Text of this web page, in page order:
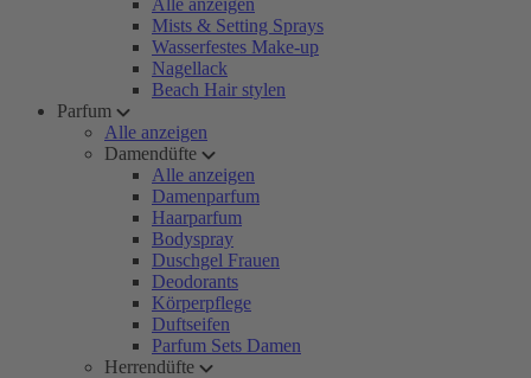
Alle anzeigen
Mists & Setting Sprays
Wasserfestes Make-up
Nagellack
Beach Hair stylen
Parfum
Alle anzeigen
Damendüfte
Alle anzeigen
Damenparfum
Haarparfum
Bodyspray
Duschgel Frauen
Deodorants
Körperpflege
Duftseifen
Parfum Sets Damen
Herrendüfte